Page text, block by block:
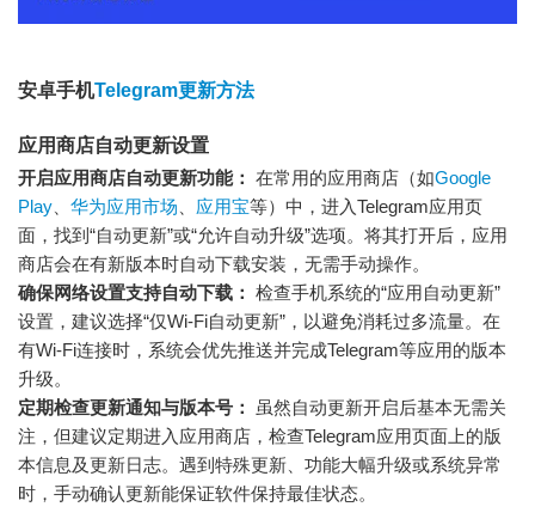
安卓手机Telegram更新方法
应用商店自动更新设置
开启应用商店自动更新功能： 在常用的应用商店（如Google
Play
华为应用市场 应用宝等）中，进入Telegram应用页
面，找到“自动更新”或“允许自动升级”选项。将其打开后，应用
商店会在有新版本时自动下载安装，无需手动操作。
确保网络设置支持自动下载： 检查手机系统的“应用自动更新”
设置，建议选择“仅Wi-Fi自动更新”，以避免消耗过多流量。在
有Wi-Fi连接时，系统会优先推送并完成Telegram等应用的版本
升级。
定期检查更新通知与版本号：
虽然自动更新开启后基本无需关
注，但建议定期进入应用商店，检查Telegram应用页面上的版
本信息及更新日志。遇到特殊更新、功能大幅升级或系统异常
时，手动确认更新能保证软件保持最佳状态。